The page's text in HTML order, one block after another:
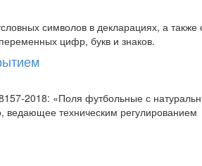
символов в декларациях, а также
цифр, букв и знаков.
2018: «Поля футбольные с
техническим регулированием